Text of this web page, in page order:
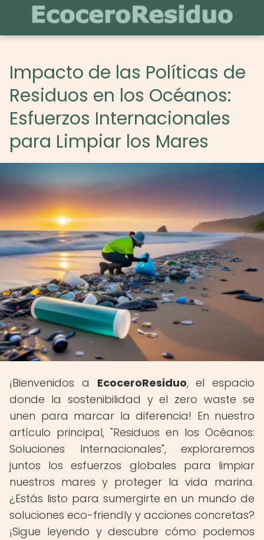
Impacto de las Políticas de
Residuos en los Océanos:
Esfuerzos Internacionales
para Limpiar los Mares
¡Bienvenidos a EcoceroResiduo, el espacio
donde la sostenibilidad y el zero waste se
unen para marcar la diferencia! En nuestro
artículo principal, "Residuos en los Océanos:
Soluciones Internacionales", exploraremos
juntos los esfuerzos globales para limpiar
nuestros mares y proteger la vida marina.
¿Estás listo para sumergirte en un mundo de
soluciones eco-friendly y acciones concretas?
¡Sigue leyendo y descubre cómo podemos